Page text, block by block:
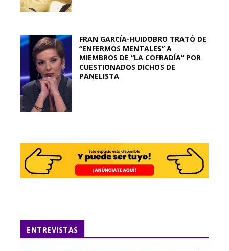
FRAN GARCÍA-HUIDOBRO TRATÓ DE
“ENFERMOS MENTALES” A
MIEMBROS DE “LA COFRADÍA” POR
CUESTIONADOS DICHOS DE
PANELISTA
ENTREVISTAS